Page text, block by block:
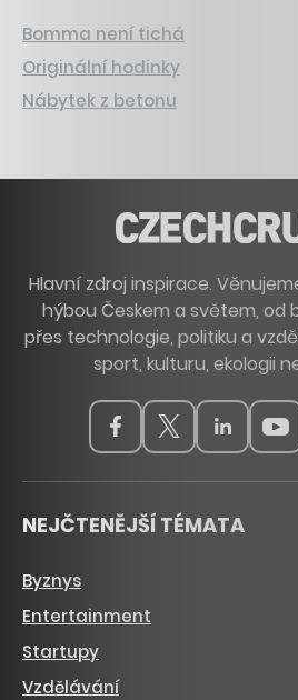
Bomma není tichá
Originální hodinky
Nábytek z betonu
Hlavní zdroj inspirace.
hýbou Českem a světem, od
přes technologie, politiku a
sport, kulturu, ekologii
NEJČTENĚJŠÍ TÉMATA
Byznys
Entertainment
Startupy
Vzdělávání